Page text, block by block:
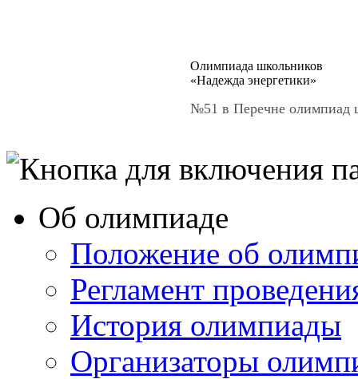
Олимпиада школьников
«Надежда энергетики»
№51 в Перечне олимпиад
Об олимпиаде
Положение об
Регламент
История олимпиады
Организаторы